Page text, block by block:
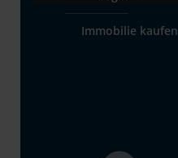
Immobilie kaufen